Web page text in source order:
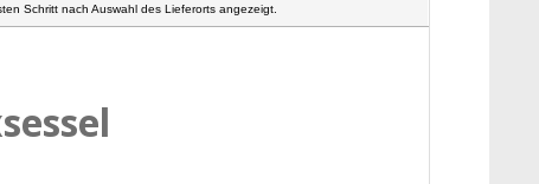
Schritt nach Auswahl des Lieferorts angezeigt.